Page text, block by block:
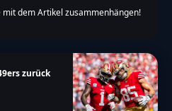
mit dem Artikel zusammenhängen!
zurück